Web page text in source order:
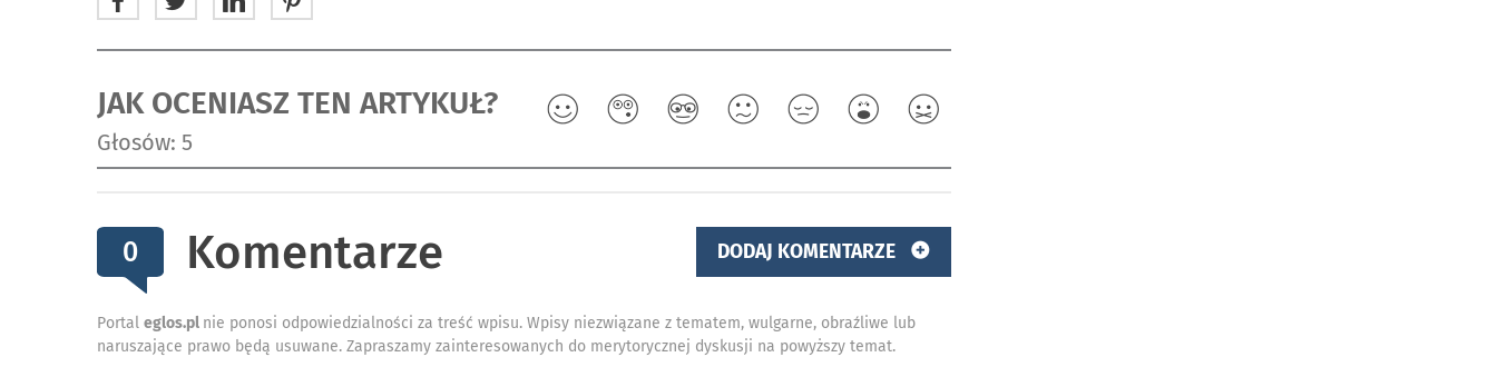
JAK OCENIASZ TEN ARTYKUŁ?
Głosów: 5
0 Komentarze DODAJ KOMENTARZE
Portal eglos.pl nie ponosi odpowiedzialności za treść wpisu. Wpisy niezwiązane z tematem, wulgarne, obraźliwe lub
naruszające prawo będą usuwane. Zapraszamy zainteresowanych do merytorycznej dyskusji na powyższy temat.